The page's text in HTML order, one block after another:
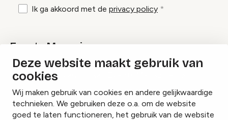
Deze website maakt gebruik van
cookies
Wij maken gebruik van cookies en andere gelijkwaardige
technieken. We gebruiken deze o.a. om de website
goed te laten functioneren, het gebruik van de website
Ik ga akkoord met de privacy policy
Events Magazine
Ik ontvang graag Events Magazine